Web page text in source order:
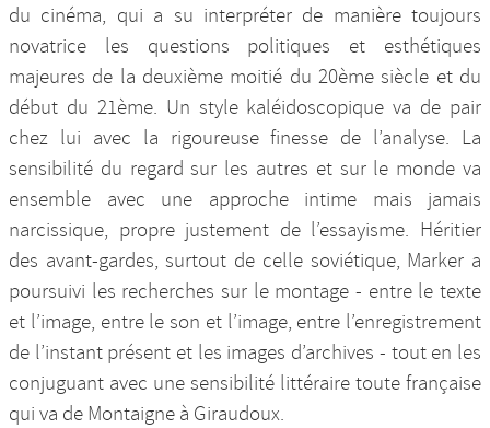
du cinéma, qui a su interpréter de manière toujours
novatrice les questions politiques et esthétiques
majeures de la deuxième moitié du 20ème siècle et du
début du 21ème. Un style kaléidoscopique va de pair
chez lui avec la rigoureuse finesse de l’analyse. La
sensibilité du regard sur les autres et sur le monde va
ensemble avec une approche intime mais jamais
narcissique, propre justement de l’essayisme. Héritier
des avant-gardes, surtout de celle soviétique, Marker a
poursuivi les recherches sur le montage - entre le texte
et l’image, entre le son et l’image, entre l’enregistrement
de l’instant présent et les images d’archives - tout en les
conjuguant avec une sensibilité littéraire toute française
qui va de Montaigne à Giraudoux.